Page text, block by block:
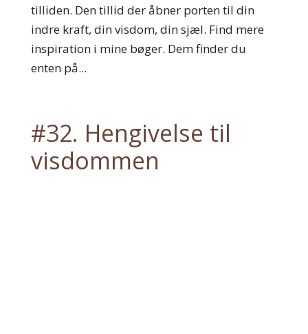
tilliden. Den tillid der åbner porten til din
indre kraft, din visdom, din sjæl. Find mere
inspiration i mine bøger. Dem finder du
enten på...
#32. Hengivelse til
visdommen